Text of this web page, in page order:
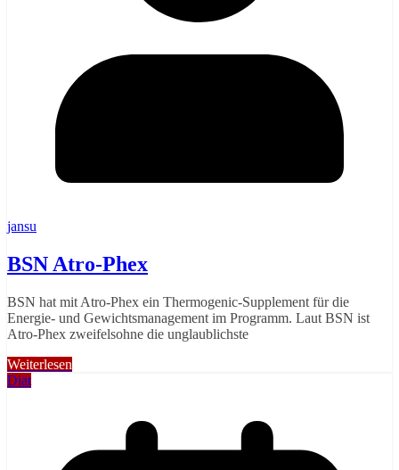
jansu
BSN Atro-Phex
BSN hat mit Atro-Phex ein Thermogenic-Supplement für die
Energie- und Gewichtsmanagement im Programm. Laut BSN ist
Atro-Phex zweifelsohne die unglaublichste
Weiterlesen
Diät